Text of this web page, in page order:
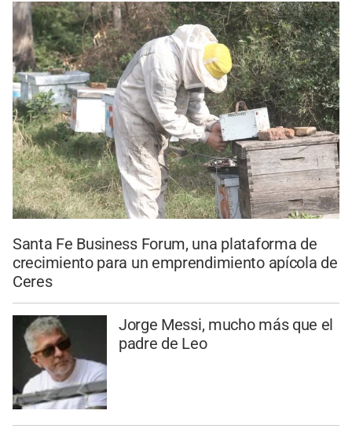
Santa Fe Business Forum, una plataforma de
crecimiento para un emprendimiento apícola de
Ceres
Jorge Messi, mucho más que el
padre de Leo